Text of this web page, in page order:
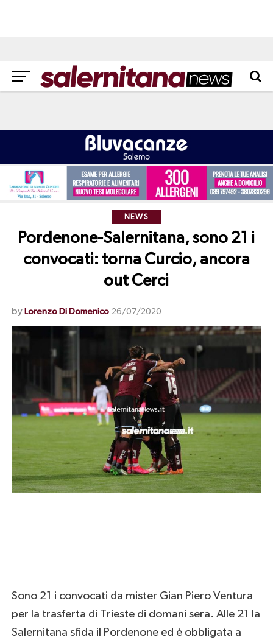
NEWS
Pordenone-Salernitana, sono 21 i
convocati: torna Curcio, ancora
out Cerci
by Lorenzo Di Domenico 26/07/2020
Sono 21 i convocati da mister Gian Piero Ventura
per la trasferta di Trieste di domani sera. Alle 21 la
Salernitana sfida il Pordenone ed è obbligata a